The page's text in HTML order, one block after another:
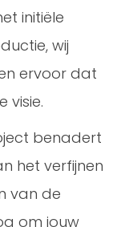
initiële
wij
ervoor dat
visie.
benadert
het verfijnen
van de
om jouw